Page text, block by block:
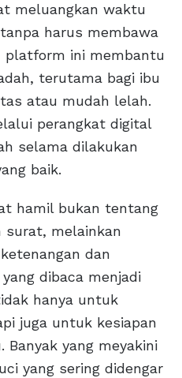
meluangkan waktu
harus membawa
platform ini membantu
terutama bagi ibu
atau mudah lelah.
perangkat digital
selama dilakukan
baik.
hamil bukan tentang
surat, melainkan
dan
dibaca menjadi
hanya untuk
juga untuk kesiapan
Banyak yang meyakini
yang sering didengar